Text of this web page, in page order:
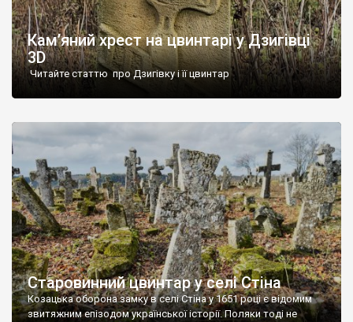
Кам’яний хрест на цвинтарі у Дзигівці
3D
Читайте статтю про Дзигівку і її цвинтар
Старовинний цвинтар у селі Стіна
Козацька оборона замку в селі Стіна у 1651 році є відомим
звитяжним епізодом української історії. Поляки тоді не